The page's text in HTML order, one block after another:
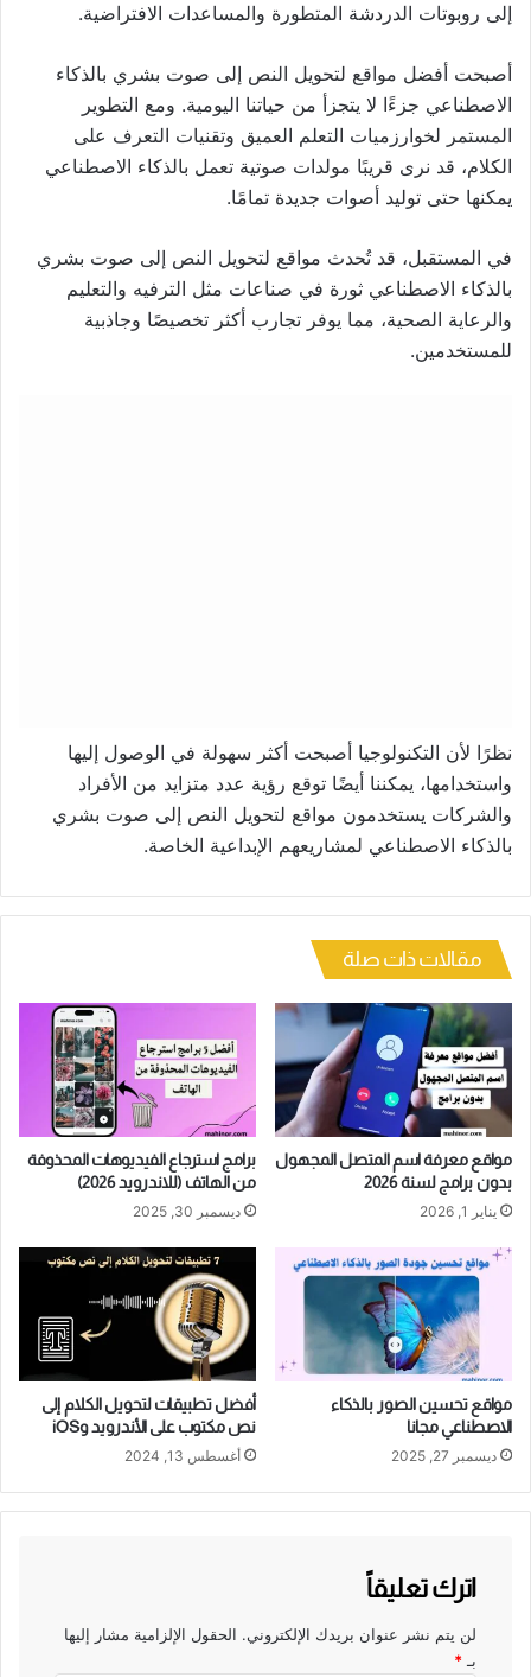
إلى روبوتات الدردشة المتطورة والمساعدات الافتراضية.
أصبحت أفضل مواقع لتحويل النص إلى صوت بشري بالذكاء
الاصطناعي جزءًا لا يتجزأ من حياتنا اليومية. ومع التطوير
المستمر لخوارزميات التعلم العميق وتقنيات التعرف على
الكلام، قد نرى قريبًا مولدات صوتية تعمل بالذكاء الاصطناعي
يمكنها حتى توليد أصوات جديدة تمامًا.
في المستقبل، قد تُحدث مواقع لتحويل النص إلى صوت بشري
بالذكاء الاصطناعي ثورة في صناعات مثل الترفيه والتعليم
والرعاية الصحية، مما يوفر تجارب أكثر تخصيصًا وجاذبية
للمستخدمين.
نظرًا لأن التكنولوجيا أصبحت أكثر سهولة في الوصول إليها
واستخدامها، يمكننا أيضًا توقع رؤية عدد متزايد من الأفراد
والشركات يستخدمون مواقع لتحويل النص إلى صوت بشري
بالذكاء الاصطناعي لمشاريعهم الإبداعية الخاصة.
مقالات ذات صلة
مواقع معرفة اسم المتصل المجهول
بدون برامج لسنة 2026
يناير 1, 2026
برامج استرجاع الفيديوهات المحذوفة
من الهاتف (للاندرويد 2026)
ديسمبر 30, 2025
مواقع تحسين الصور بالذكاء
الاصطناعي مجانا
ديسمبر 27, 2025
أفضل تطبيقات لتحويل الكلام إلى
نص مكتوب على الأندرويد وiOS
أغسطس 13, 2024
اترك تعليقاً
لن يتم نشر عنوان بريدك الإلكتروني. الحقول الإلزامية مشار إليها
بـ *